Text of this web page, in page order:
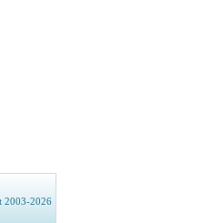
2003-2026